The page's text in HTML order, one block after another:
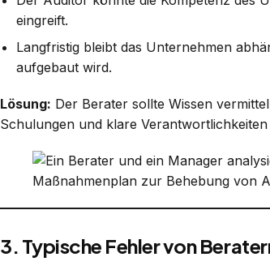
eingreift.
Langfristig bleibt das Unternehmen
aufgebaut wird.
Lösung: Der Berater sollte Wissen
Schulungen und klare
3. Typische Fehler von